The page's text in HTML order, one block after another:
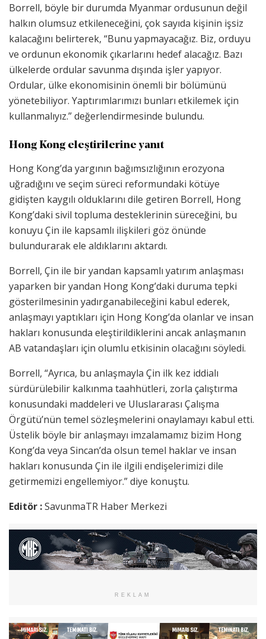
Borrell, böyle bir durumda Myanmar ordusunun değil
halkın olumsuz etkileneceğini, çok sayıda kişinin işsiz
kalacağını belirterek, “Bunu yapmayacağız. Biz, orduyu
ve ordunun ekonomik çıkarlarını hedef alacağız. Bazı
ülkelerde ordular savunma dışında işler yapıyor.
Ordular, ülke ekonomisinin önemli bir bölümünü
yönetebiliyor. Yaptırımlarımızı bunları etkilemek için
kullanmalıyız.” değerlendirmesinde bulundu.
Hong Kong eleştirilerine yanıt
Hong Kong’da yargının bağımsızlığının erozyona
uğradığını ve seçim süreci reformundaki kötüye
gidişten kaygılı olduklarını dile getiren Borrell, Hong
Kong’daki sivil topluma desteklerinin süreceğini, bu
konuyu Çin ile kapsamlı ilişkileri göz önünde
bulundurarak ele aldıklarını aktardı.
Borrell, Çin ile bir yandan kapsamlı yatırım anlaşması
yaparken bir yandan Hong Kong’daki duruma tepki
gösterilmesinin yadırganabileceğini kabul ederek,
anlaşmayı yaptıkları için Hong Kong’da olanlar ve insan
hakları konusunda eleştirildiklerini ancak anlaşmanın
AB vatandaşları için olumlu etkisinin olacağını söyledi.
Borrell, “Ayrıca, bu anlaşmayla Çin ilk kez iddialı
sürdürülebilir kalkınma taahhütleri, zorla çalıştırma
konusundaki maddeleri ve Uluslararası Çalışma
Örgütü’nün temel sözleşmelerini onaylamayı kabul etti.
Üstelik böyle bir anlaşmayı imzalamamız bizim Hong
Kong’da veya Sincan’da olsun temel haklar ve insan
hakları konusunda Çin ile ilgili endişelerimizi dile
getirmemizi engellemiyor.” diye konuştu.
Editör :SavunmaTR Haber Merkezi
REKLAM